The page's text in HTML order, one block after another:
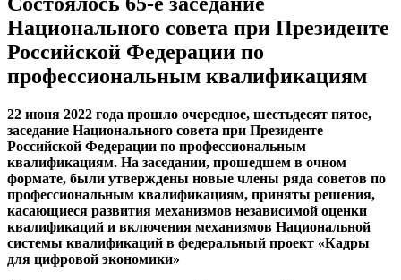
Национального совета при Президенте
Российской Федерации по
профессиональным квалификациям
22 июня 2022 года прошло очередное, шестьдесят пятое,
заседание Национального совета при Президенте
Российской Федерации по профессиональным
квалификациям. На заседании, прошедшем в очном
формате, были утверждены новые члены ряда советов по
профессиональным квалификациям, приняты решения,
касающиеся развития механизмов независимой оценки
квалификаций и включения механизмов Национальной
системы квалификаций в федеральный проект «Кадры
для цифровой экономики»